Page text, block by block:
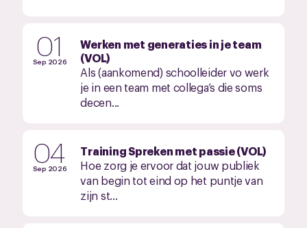
01
Sep 2026
Werken met generaties in je team
(VOL)
Als (aankomend) schoolleider vo werk
je in een team met collega’s die soms
decen...
04
Sep 2026
Training Spreken met passie (VOL)
Hoe zorg je ervoor dat jouw publiek
van begin tot eind op het puntje van
zijn st...